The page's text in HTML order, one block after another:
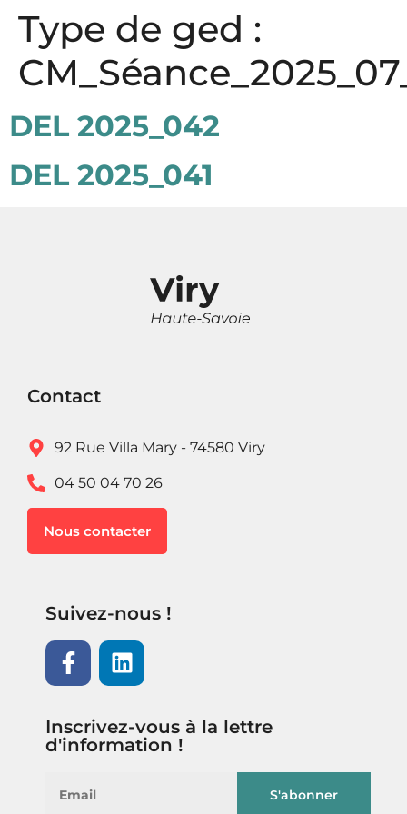
Type de ged :
DEL 2025_042
DEL 2025_041
Contact
92 Rue Villa Mary - 74580 Viry
04 50 04 70 26
Nous contacter
Suivez-nous !
Inscrivez-vous à la lettre
d'information !
Panneau de gestion des cookies